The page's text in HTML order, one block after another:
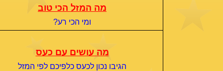
מה המזל הכי טוב
ומי הכי רע?
מה עושים עם כעס
הגיבו נכון לכעס כלפיכם לפי המזל